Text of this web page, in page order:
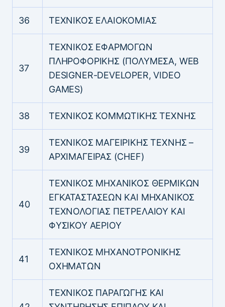
36 ΤΕΧΝΙΚΟΣ ΕΛΑΙΟΚΟΜΙΑΣ
37
ΤΕΧΝΙΚΟΣ ΕΦΑΡΜΟΓΩΝ
ΠΛΗΡΟΦΟΡΙΚΗΣ (ΠΟΛΥΜΕΣΑ, WEB
DESIGNER-DEVELOPER, VIDEO
GAMES)
38 ΤΕΧΝΙΚΟΣ ΚΟΜΜΩΤΙΚΗΣ ΤΕΧΝΗΣ
39
ΤΕΧΝΙΚΟΣ ΜΑΓΕΙΡΙΚΗΣ ΤΕΧΝΗΣ –
ΑΡΧΙΜΑΓΕΙΡΑΣ (CHEF)
40
ΤΕΧΝΙΚΟΣ ΜΗΧΑΝΙΚΟΣ ΘΕΡΜΙΚΩΝ
ΕΓΚΑΤΑΣΤΑΣΕΩΝ ΚΑΙ ΜΗΧΑΝΙΚΟΣ
ΤΕΧΝΟΛΟΓΙΑΣ ΠΕΤΡΕΛΑΙΟΥ ΚΑΙ
ΦΥΣΙΚΟΥ ΑΕΡΙΟΥ
41
ΤΕΧΝΙΚΟΣ ΜΗΧΑΝΟΤΡΟΝΙΚΗΣ
ΟΧΗΜΑΤΩΝ
ΤΕΧΝΙΚΟΣ ΠΑΡΑΓΩΓΗΣ ΚΑΙ